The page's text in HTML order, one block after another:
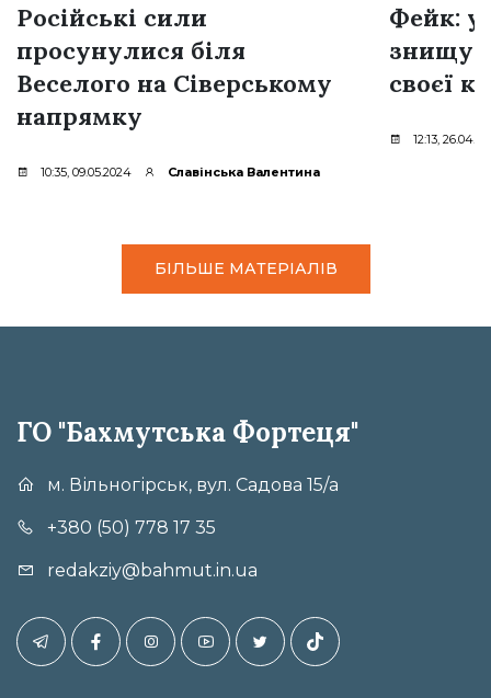
Російські сили
просунулися біля
Веселого на Сіверському
напрямку
10:35, 09.05.2024 Славінська Валентина
Фейк:
своєї
12:13,
БІЛЬШЕ МАТЕРІАЛІВ
ГО "Бахмутська Фортеця"
м. Вільногірськ, вул. Садова 15/а
+380 (50) 778 17 35
redakziy@bahmut.in.ua